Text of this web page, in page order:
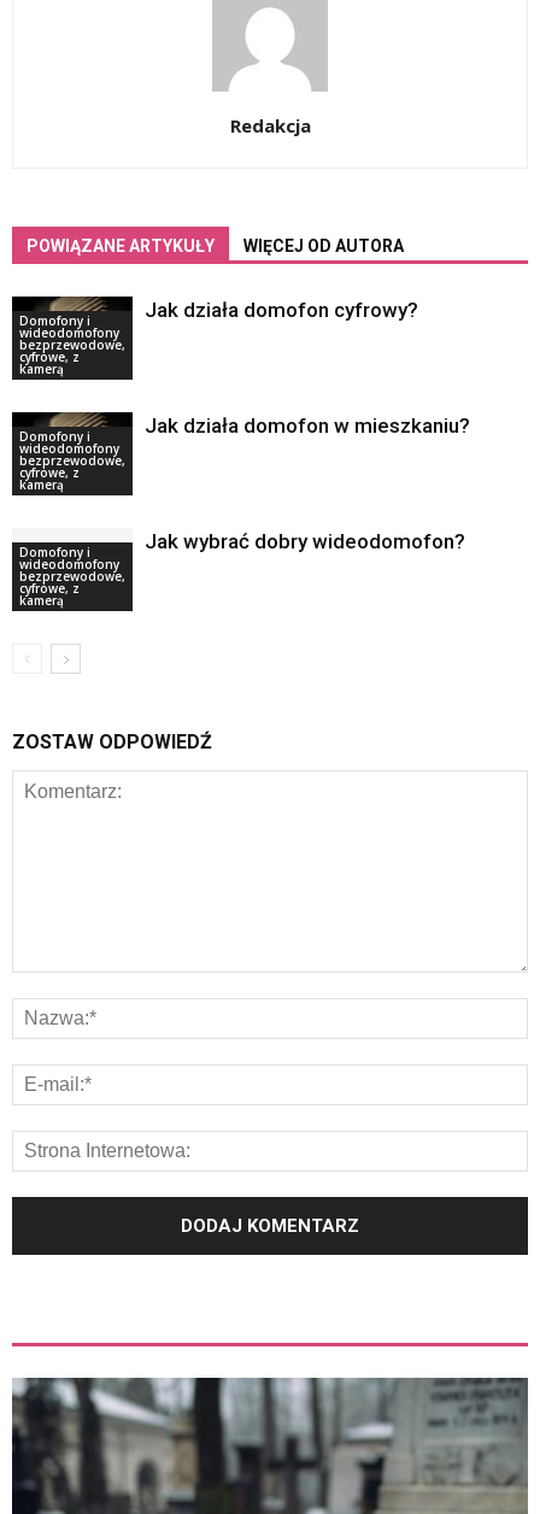
Redakcja
POWIĄZANE ARTYKUŁY WIĘCEJ OD AUTORA
Domofony i
wideodomofony
bezprzewodowe,
cyfrowe, z
kamerą
Jak działa domofon cyfrowy?
Domofony i
wideodomofony
bezprzewodowe,
cyfrowe, z
kamerą
Jak działa domofon w mieszkaniu?
Domofony i
wideodomofony
bezprzewodowe,
cyfrowe, z
kamerą
Jak wybrać dobry wideodomofon?
ZOSTAW ODPOWIEDŹ